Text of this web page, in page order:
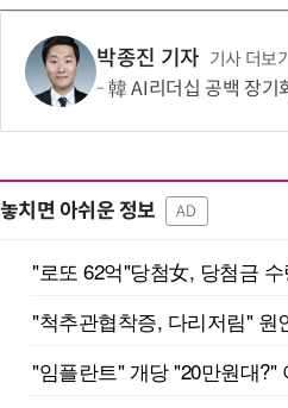
박종진 기자 기사 더보기
韓 AI리더십 공백 장기화…
놓치면 아쉬운 정보 AD